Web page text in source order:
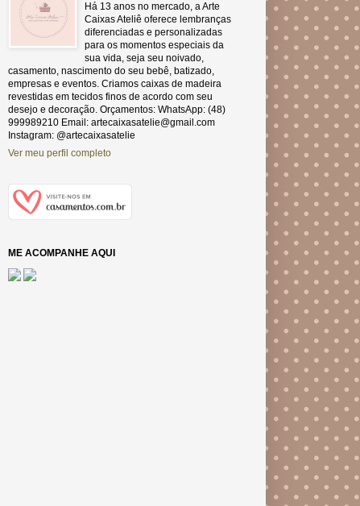
Há 13 anos no mercado, a Arte
Caixas Ateliê oferece lembranças
diferenciadas e personalizadas
para os momentos especiais da
sua vida, seja seu noivado,
casamento, nascimento do seu bebê, batizado,
empresas e eventos. Criamos caixas de madeira
revestidas em tecidos finos de acordo com seu
desejo e decoração. Orçamentos: WhatsApp: (48)
999989210 Email: artecaixasatelie@gmail.com
Instagram: @artecaixasatelie
Ver meu perfil completo
ME ACOMPANHE AQUI